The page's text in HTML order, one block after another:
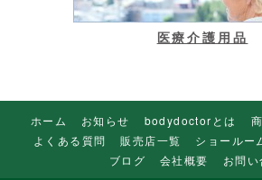
医療介護用品
ホーム お知らせ bodydoctorとは
よくある質問
販売店一覧 ショールー
ブログ
会社概要 お問